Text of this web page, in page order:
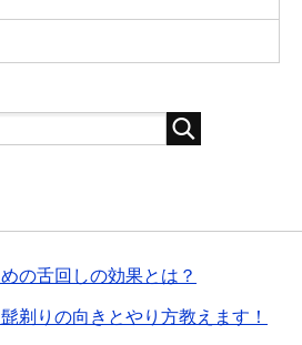
の舌回しの効果とは？
剃りの向きとやり方教えます！